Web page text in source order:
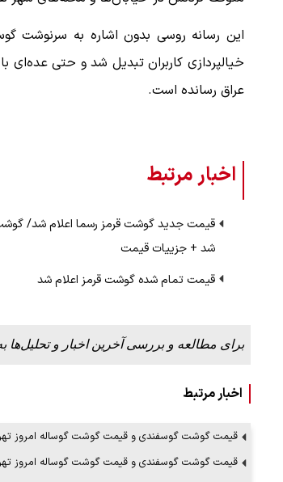
این رسانه روسی بدون اشاره به سرنوشت
خیالپردازی کاربران تبدیل شد و حتی عده‌ای
عراق رسانده است.
اخبار مرتبط
قیمت جدید گوشت قرمز رسما اعلام شد/ گوشت
شد + جزییات قیمت
قیمت تمام‌ شده گوشت قرمز اعلام شد
برای مطالعه و بررسی آخرین اخبار و تحلیل‌ها به
اخبار مرتبط
قیمت گوشت گوسفندی و قیمت گوشت گوساله امروز تهران ۳۰ آبان
قیمت گوشت گوسفندی و قیمت گوشت گوساله امروز تهران ۲۳ آبان